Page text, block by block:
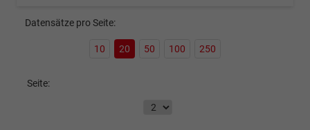
Datensätze pro Seite:
10 20 50 100 250
Seite: